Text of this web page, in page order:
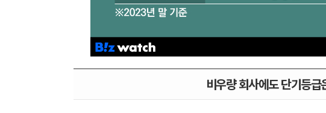
비우량 회사에도 단기등급